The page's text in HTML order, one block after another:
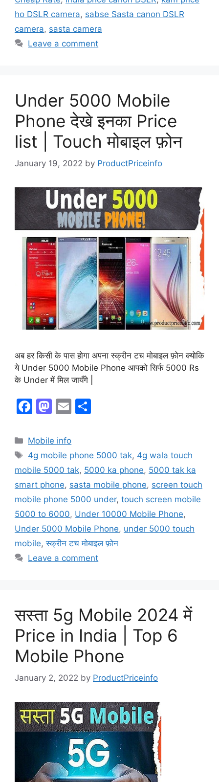
o
k
n
ho DSLR camera, sabse Sasta canon DSLR
camera, sasta camera
Leave a comment
Under 5000 Mobile
Phone देखे इनका Price
list | Touch मोबाइल फ़ोन
January 19, 2022 by ProductPriceinfo
अब हर किसी के पास होगा अपना स्क्रीन टच मोबाइल फ़ोन क्योकि
ये Under 5000 Mobile Phone आपको सिर्फ 5000 Rs
के Under में मिल जायँगे |
F
c
e
b
o
o
k
M
st
o
d
o
n
E
l
e
Mobile info
4g mobile phone 5000 tak, 4g wala touch
mobile 5000 tak, 5000 ka phone, 5000 tak ka
smart phone, sasta mobile phone, screen touch
mobile phone 5000 under, touch screen mobile
5000 to 6000, Under 10000 Mobile Phone,
Under 5000 Mobile Phone, under 5000 touch
mobile,स्क्रीन टच मोबाइल फ़ोन
Leave a comment
सस्ता 5g Mobile 2024 में
Price in India | Top 6
Mobile Phone
January 2, 2022 by ProductPriceinfo